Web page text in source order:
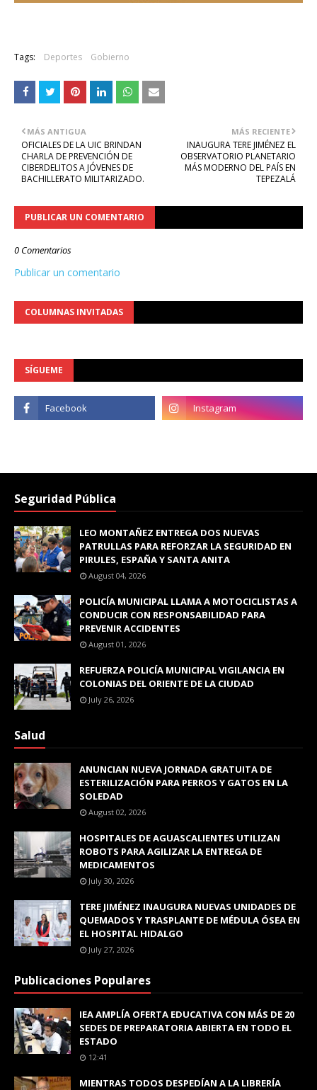
Tags: Deportes Gobierno
MÁS RECIENTE
INAUGURA TERE JIMÉNEZ EL
OBSERVATORIO PLANETARIO
MÁS MODERNO DEL PAÍS EN
TEPEZALÁ
MÁS ANTIGUA
OFICIALES DE LA UIC BRINDAN
CHARLA DE PREVENCIÓN DE
CIBERDELITOS A JÓVENES DE
BACHILLERATO MILITARIZADO.
PUBLICAR UN COMENTARIO
0 Comentarios
Publicar un comentario
COLUMNAS INVITADAS
SÍGUEME
Seguridad Pública
LEO MONTAÑEZ ENTREGA DOS NUEVAS
PATRULLAS PARA REFORZAR LA SEGURIDAD EN
PIRULES, ESPAÑA Y SANTA ANITA
August 04, 2026
POLICÍA MUNICIPAL LLAMA A MOTOCICLISTAS A
CONDUCIR CON RESPONSABILIDAD PARA
PREVENIR ACCIDENTES
August 01, 2026
REFUERZA POLICÍA MUNICIPAL VIGILANCIA EN
COLONIAS DEL ORIENTE DE LA CIUDAD
July 26, 2026
Salud
ANUNCIAN NUEVA JORNADA GRATUITA DE
ESTERILIZACIÓN PARA PERROS Y GATOS EN LA
SOLEDAD
August 02, 2026
HOSPITALES DE AGUASCALIENTES UTILIZAN
ROBOTS PARA AGILIZAR LA ENTREGA DE
MEDICAMENTOS
July 30, 2026
TERE JIMÉNEZ INAUGURA NUEVAS UNIDADES DE
QUEMADOS Y TRASPLANTE DE MÉDULA ÓSEA EN
EL HOSPITAL HIDALGO
July 27, 2026
Publicaciones Populares
IEA AMPLÍA OFERTA EDUCATIVA CON MÁS DE 20
SEDES DE PREPARATORIA ABIERTA EN TODO EL
ESTADO
12:41
MIENTRAS TODOS DESPEDÍAN A LA LIBRERÍA